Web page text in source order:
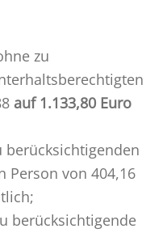
zu
auf 1.133,80 Euro
berücksichtigenden
Person von 404,16
berücksichtigende